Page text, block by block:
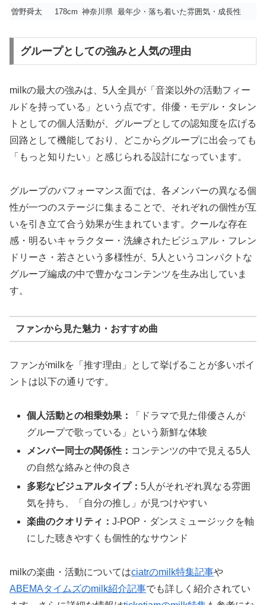
曽野舜太
178cm 神奈川県 最年少・落ち着いた雰囲気・成長性
グループとしての強みと人気の理由
milkの最大の強みは、5人全員が「音楽以外の活動フィー
ルドを持っている」という点です。俳優・モデル・タレン
トとしての個人活動が、グループとしての認知度を広げる
回路として機能しており、どこからグループに出会っても
「もっと知りたい」と感じられる設計になっています。
グループのパフォーマンス面では、各メンバーの異なる個
性が一つのステージに集まることで、それぞれの個性が互
いを引き立て合う効果が生まれています。クールな存在
感・明るいキャラクター・洗練されたビジュアル・フレン
ドリーさ・若さという多様性が、5人というコンパクトな
グループ編成の中で豊かなコンテンツを生み出していま
す。
ファンから見た魅力・おすすめ曲
ファンがmilkを「推す理由」として挙げることが多いポイ
ントは以下の通りです。
個人活動との相乗効果：
「ドラマで見た俳優さんが
グループで歌っている」という新鮮な体験
メンバー同士の関係性： コンテンツの中で見える5人
の自然な絡みと仲の良さ
多彩なビジュアルタイプ：5人がそれぞれ異なる雰囲
気を持ち、「自分の推し」が見つけやすい
楽曲のクオリティ：J-POP・ダンスミュージックを軸
にした聴きやすくも個性的なサウンド
milkの楽曲・活動についてはciatrのmilk特集記事や
ABEMAタイムズのmilk紹介記事でも詳しく紹介されてい